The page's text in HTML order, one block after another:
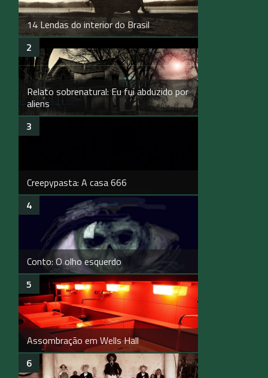
14 Lendas do interior do Brasil
Relato sobrenatural: Eu fui abduzido por
aliens
Creepypasta: A casa 666
Conto: O olho esquerdo
Assombração em Wells Hall